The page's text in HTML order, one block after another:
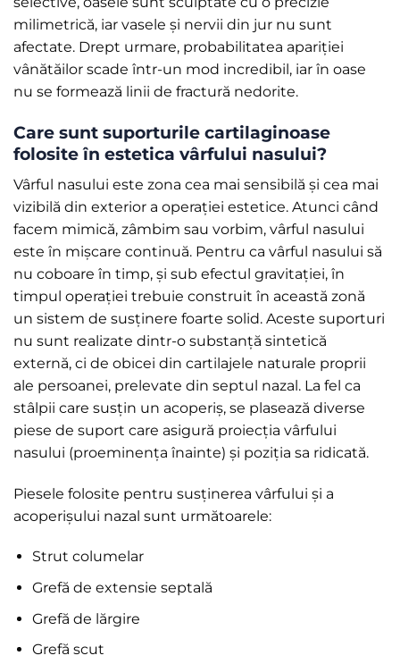
milimetrică, iar vasele și nervii din jur nu sunt
afectate. Drept urmare, probabilitatea apariției
vânătăilor scade într-un mod incredibil, iar în oase
nu se formează linii de fractură nedorite.
Care sunt suporturile cartilaginoase
folosite în estetica vârfului nasului?
Vârful nasului este zona cea mai sensibilă și cea mai
vizibilă din exterior a operației estetice. Atunci când
facem mimică, zâmbim sau vorbim, vârful nasului
este în mișcare continuă. Pentru ca vârful nasului să
nu coboare în timp, și sub efectul gravitației, în
timpul operației trebuie construit în această zonă
un sistem de susținere foarte solid. Aceste suporturi
nu sunt realizate dintr-o substanță sintetică
externă, ci de obicei din cartilajele naturale proprii
ale persoanei, prelevate din septul nazal. La fel ca
stâlpii care susțin un acoperiș, se plasează diverse
piese de suport care asigură proiecția vârfului
nasului (proeminența înainte) și poziția sa ridicată.
Piesele folosite pentru susținerea vârfului și a
acoperișului nazal sunt următoarele:
Strut columelar
Grefă de extensie septală
Grefă de lărgire
Grefă scut